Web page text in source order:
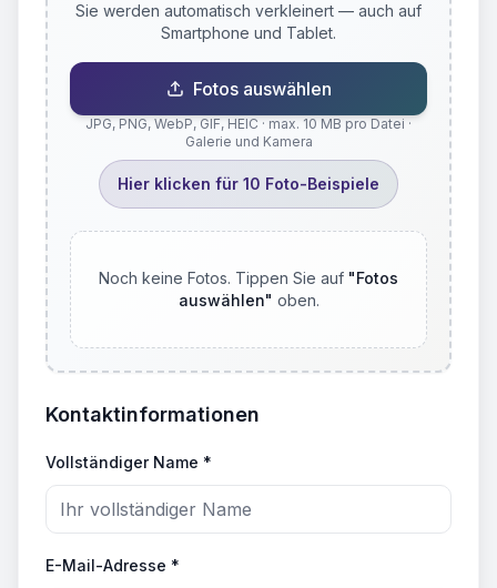
Sie werden automatisch verkleinert — auch auf
Smartphone und Tablet.
Fotos auswählen
JPG, PNG, WebP, GIF, HEIC · max. 10 MB pro Datei ·
Galerie und Kamera
Hier klicken für 10 Foto-Beispiele
Noch keine Fotos. Tippen Sie auf "Fotos
auswählen" oben.
Kontaktinformationen
Vollständiger Name *
E-Mail-Adresse *